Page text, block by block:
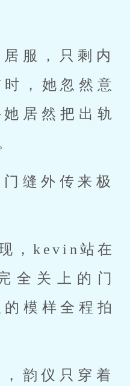
，她忽然意
居然把出轨
全关上的门
模样全程拍